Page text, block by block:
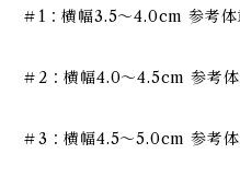
＃1：横幅3.5〜4.0cm 参考
＃2：横幅4.0〜4.5cm 参考
＃3：横幅4.5〜5.0cm 参考